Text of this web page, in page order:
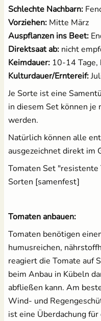
Schlechte Nachbarn:
Vorziehen: Mitte März
Auspflanzen ins Beet:
Direktsaat ab: nicht
Keimdauer: 10-14
Kulturdauer/Erntereif:
Je Sorte ist eine
in diesem Set können je
werden.
Natürlich können alle
ausgezeichnet direkt im
Tomaten Set
Sorten [samenfest]
Tomaten anbauen:
Tomaten benötigen
humusreichen,
reagiert die Tomate auf
beim Anbau in Kübeln
abfließen kann. Am
Wind- und
ist eine Überdachung